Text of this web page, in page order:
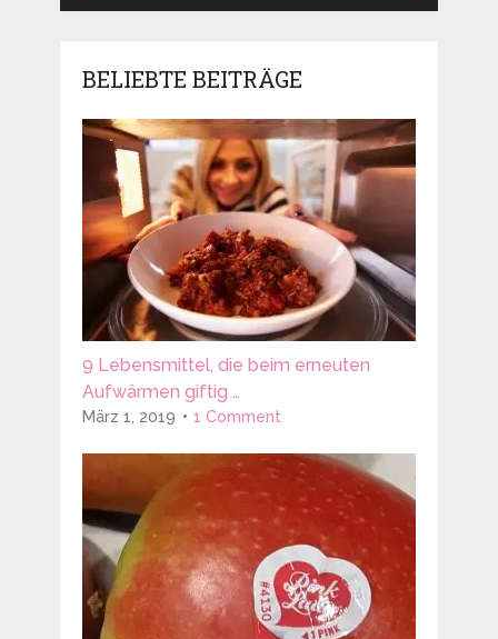
BELIEBTE BEITRÄGE
9 Lebensmittel, die beim erneuten
Aufwärmen giftig …
März 1, 2019 1 Comment